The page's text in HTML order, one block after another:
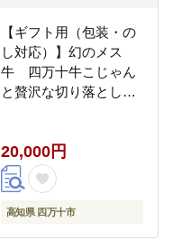
【ギフト用（包装・の
し対応）】幻のメス
牛 四万十牛こじゃん
と贅沢な切り落とし
20,000円
高知県 四万十市